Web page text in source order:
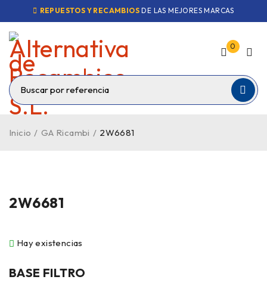
REPUESTOS Y RECAMBIOS DE LAS MEJORES MARCAS
0
Inicio / GA Ricambi / 2W6681
2W6681
Hay existencias
BASE FILTRO